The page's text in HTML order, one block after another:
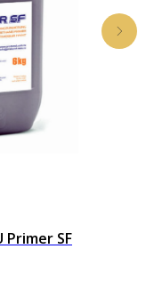
Primer SF